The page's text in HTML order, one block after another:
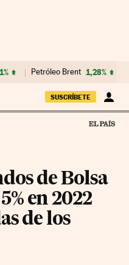
Petróleo Brent 1,28%
SUSCRÍBETE
de Bolsa
en 2022
de los